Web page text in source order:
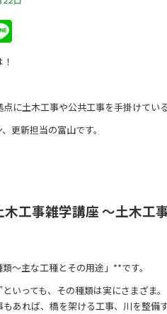
に土木工事や公共工事を手掛けている
更新担当の富山です。
木工事雑学講座 ～土木
～主な工種とその用途」**です。
いっても、その種類は実にさまざま。
あれば、橋を架ける工事、川を整備